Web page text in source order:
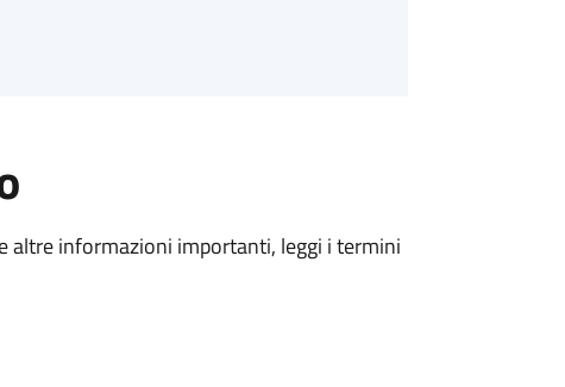
altre informazioni importanti, leggi i termini